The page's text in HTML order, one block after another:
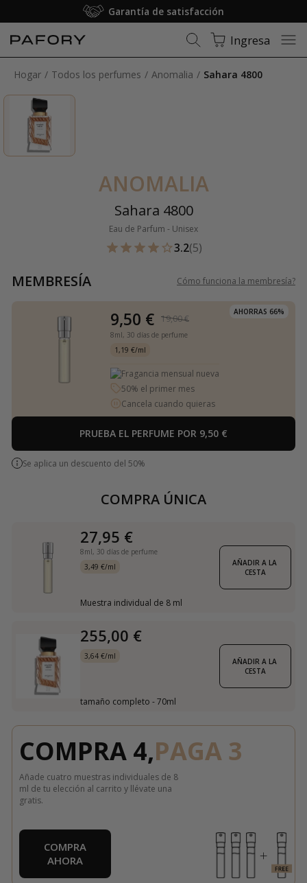
Membresía: Envío gratuito
Ingresa
Hogar Todos los perfumes Anomalia Sahara 4800
ANOMALIA
Sahara 4800
Eau de Parfum - Unisex
3.2(5)
MEMBRESÍA Cómo funciona la membresía?
AHORRAS 66%
9,50 € 19,00 €
8ml, 30 días de perfume
1,19 €/ml
Fragancia mensual nueva
50% el primer mes
Cancela cuando quieras
PRUEBA EL PERFUME POR 9,50 €
Se aplica un descuento del 50%
COMPRA ÚNICA
27,95 €
8ml, 30 días de perfume
3,49 €/ml
Muestra individual de 8 ml
AÑADIR A LA
CESTA
255,00 €
3,64 €/ml
tamaño completo - 70ml
AÑADIR A LA
CESTA
COMPRA 4,PAGA 3
Añade cuatro muestras individuales de 8
ml de tu elección al carrito y llévate una
gratis.
COMPRA
AHORA